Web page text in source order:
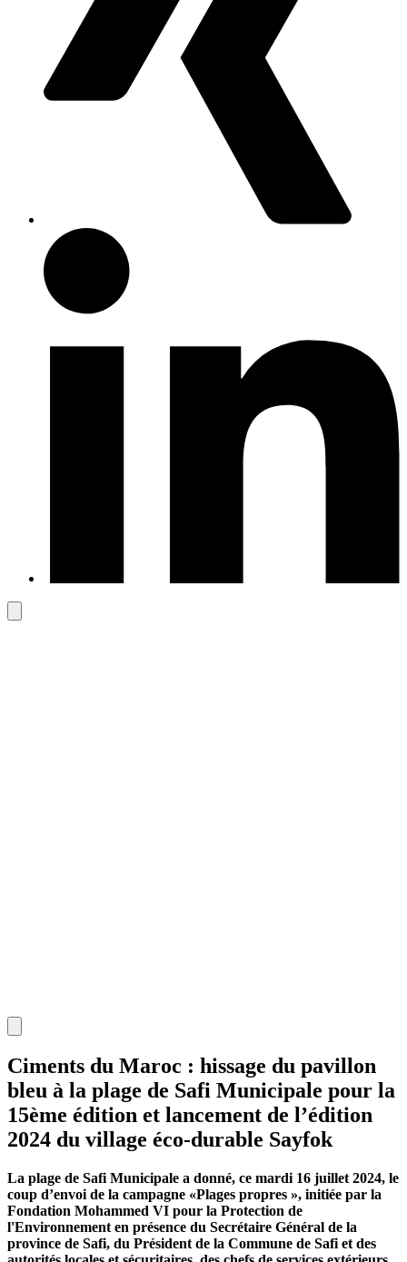
Ciments du Maroc : hissage du pavillon
bleu à la plage de Safi Municipale pour la
15ème édition et lancement de l’édition
2024 du village éco-durable Sayfok
La plage de Safi Municipale a donné, ce mardi 16 juillet 2024, le
coup d’envoi de la campagne «Plages propres », initiée par la
Fondation Mohammed VI pour la Protection de
l'Environnement en présence du Secrétaire Général de la
province de Safi, du Président de la Commune de Safi et des